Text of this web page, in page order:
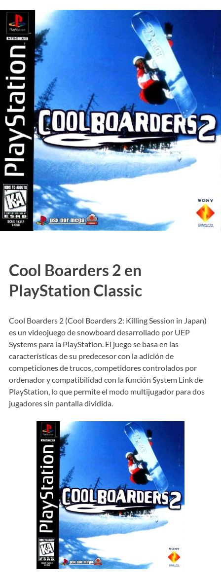
Cool Boarders 2 en
PlayStation Classic
Cool Boarders 2 (Cool Boarders 2: Killing Session in Japan)
es un videojuego de snowboard desarrollado por UEP
Systems para la PlayStation. El juego se basa en las
características de su predecesor con la adición de
competiciones de trucos, competidores controlados por
ordenador y compatibilidad con la función System Link de
PlayStation, lo que permite el modo multijugador para dos
jugadores sin pantalla dividida.